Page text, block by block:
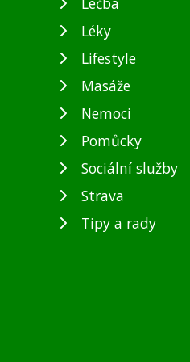
Léky
Lifestyle
Masáže
Nemoci
Pomůcky
Sociální služby
Strava
Tipy a rady